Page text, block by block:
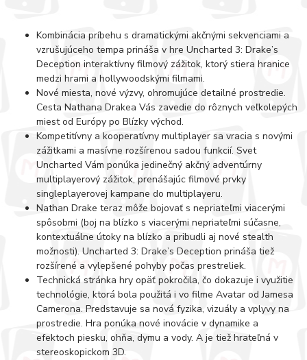
Kombinácia príbehu s dramatickými akčnými sekvenciami a
vzrušujúceho tempa prináša v hre Uncharted 3: Drake’s
Deception interaktívny filmový zážitok, ktorý stiera hranice
medzi hrami a hollywoodskými filmami.
Nové miesta, nové výzvy, ohromujúce detailné prostredie.
Cesta Nathana Drakea Vás zavedie do rôznych veľkolepých
miest od Európy po Blízky východ.
Kompetitívny a kooperatívny multiplayer sa vracia s novými
zážitkami a masívne rozšírenou sadou funkcií. Svet
Uncharted Vám ponúka jedinečný akčný adventúrny
multiplayerový zážitok, prenášajúc filmové prvky
singleplayerovej kampane do multiplayeru.
Nathan Drake teraz môže bojovať s nepriateľmi viacerými
spôsobmi (boj na blízko s viacerými nepriateľmi súčasne,
kontextuálne útoky na blízko a pribudli aj nové stealth
možnosti). Uncharted 3: Drake’s Deception prináša tiež
rozšírené a vylepšené pohyby počas prestreliek.
Technická stránka hry opäť pokročila, čo dokazuje i využitie
technológie, ktorá bola použitá i vo filme Avatar od Jamesa
Camerona. Predstavuje sa nová fyzika, vizuály a vplyvy na
prostredie. Hra ponúka nové inovácie v dynamike a
efektoch piesku, ohňa, dymu a vody. A je tiež hrateľná v
stereoskopickom 3D.